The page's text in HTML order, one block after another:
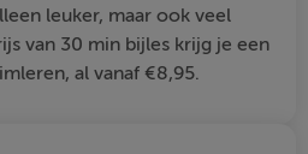
leuker, maar ook veel
van 30 min bijles krijg je een
al vanaf €8,95.